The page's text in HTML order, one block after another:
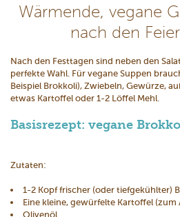
Wärmende, vegane
nach den
Nach den Festtagen sind neben den
perfekte Wahl. Für vegane Suppen
Beispiel Brokkoli), Zwiebeln, Gewürze,
etwas Kartoffel oder 1-2 Löffel Mehl.
Basisrezept: vegane
Zutaten:
1-2 Kopf frischer (oder tiefgekühlter)
Eine kleine, gewürfelte Kartoffel (zum
Olivenöl